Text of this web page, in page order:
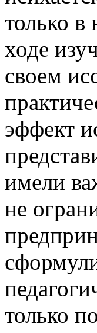
только
ходе
своем
эффект
имели
не
только